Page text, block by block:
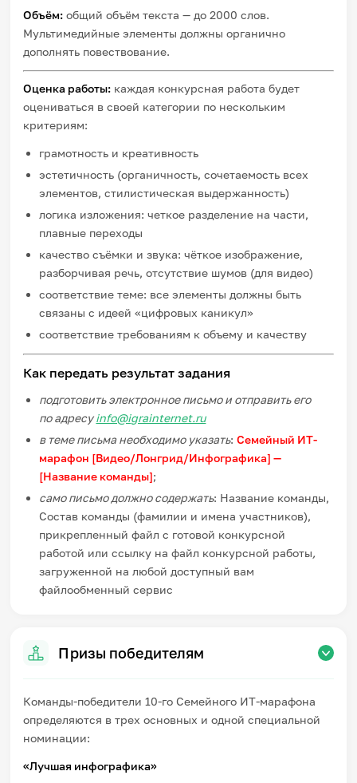
Объём: общий объём текста — до 2000 слов.
Мультимедийные элементы должны органично
дополнять повествование.
Оценка работы: каждая конкурсная работа будет
оцениваться в своей категории по нескольким
критериям:
грамотность и креативность
эстетичность (органичность, сочетаемость всех
элементов, стилистическая выдержанность)
логика изложения: четкое разделение на части,
плавные переходы
качество съёмки и звука: чёткое изображение,
разборчивая речь, отсутствие шумов (для видео)
соответствие теме: все элементы должны быть
связаны с идеей «цифровых каникул»
соответствие требованиям к объему и качеству
Как передать результат задания
подготовить электронное письмо и отправить его
по адресу info@igrainternet.ru
в теме письма необходимо указать:Семейный ИТ-
марафон [Видео/Лонгрид/Инфографика] —
[Название команды];
само письмо должно содержать: Название команды,
Состав команды (фамилии и имена участников),
прикрепленный файл с готовой конкурсной
работой или ссылку на файл конкурсной работы,
загруженной на любой доступный вам
файлообменный сервис
Призы победителям
Команды-победители 10-го Семейного ИТ-марафона
определяются в трех основных и одной специальной
номинации:
«Лучшая инфографика»